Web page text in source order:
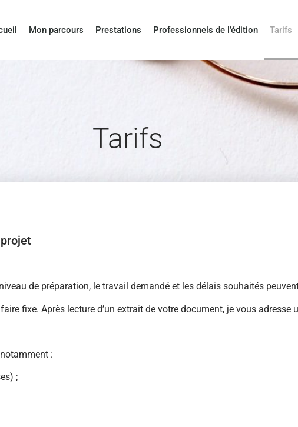
Mon parcours Prestations Professionnels de l’édition Tarifs
Tarifs
de préparation, le travail demandé et les délais souhaités
fixe. Après lecture d’un extrait de votre document, je vous adresse
:
;